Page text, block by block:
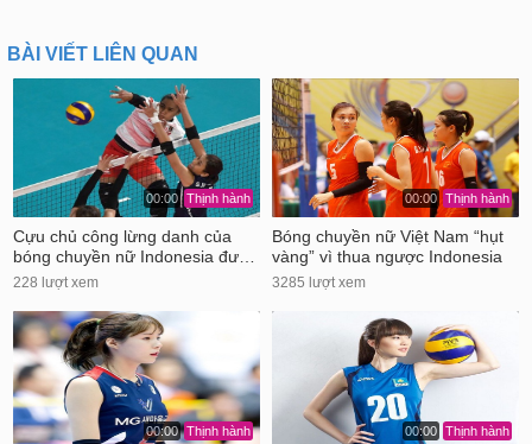
BÀI VIẾT LIÊN QUAN
00:00 Thịnh hành
Cựu chủ công lừng danh của
bóng chuyền nữ Indonesia đư…
228 lượt xem
00:00 Thịnh hành
Bóng chuyền nữ Việt Nam “hụt
vàng” vì thua ngược Indonesia
3285 lượt xem
00:00 Thịnh hành 00:00 Thịnh hành